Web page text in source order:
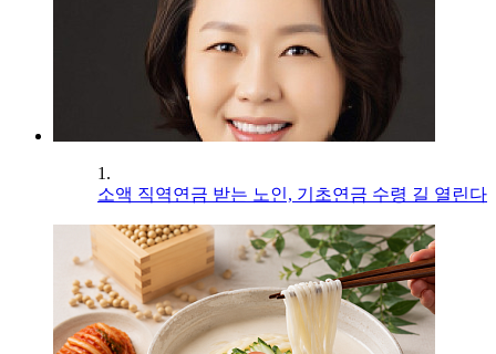
1.
소액 직역연금 받는 노인, 기초연금 수령 길 열린다